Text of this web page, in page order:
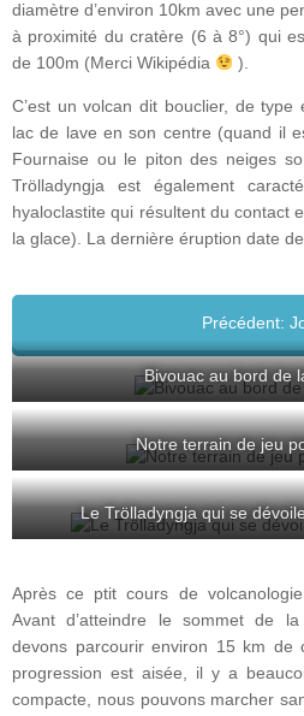
diamètre d’environ 10km avec une
à proximité du cratère (6 à 8°) qui
de 100m (Merci Wikipédia
).
C’est un volcan dit bouclier, de type
lac de lave en son centre (quand il
Fournaise ou le piton des neiges
Trölladyngja est également
hyaloclastite qui résultent du contact
la glace). La dernière éruption date de
Précédent:
Bivouac au bord de
Notre terrain de jeu
Le Trölladyngja qui se
Après ce ptit cours de
Avant d’atteindre le sommet de
devons parcourir environ 15 km de
progression est aisée, il y a
compacte, nous pouvons marcher